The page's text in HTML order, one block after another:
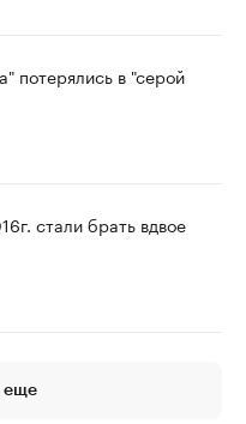
потерялись в "серой
стали брать вдвое
еще